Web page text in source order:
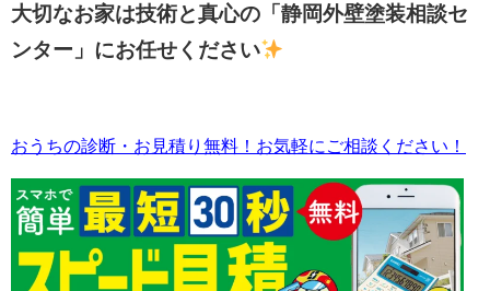
大切なお家は技術と真心の「静岡外壁塗装相談セ
ンター」にお任せください
おうちの診断・お見積り無料！お気軽にご相談ください！